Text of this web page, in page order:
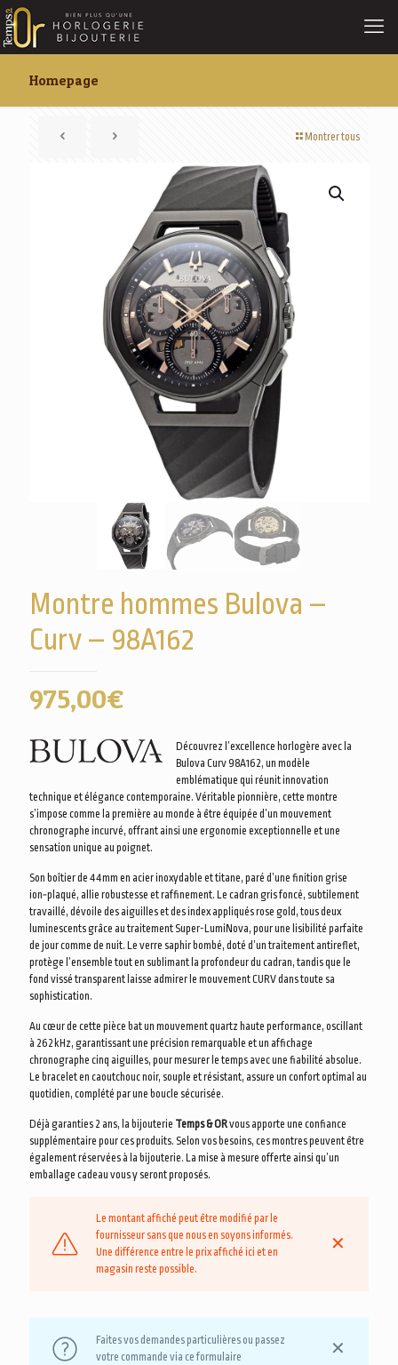
Homepage
Montrer tous
Montre hommes Bulova –
Curv – 98A162
975,00€
Découvrez l’excellence horlogère avec la
Bulova Curv 98A162, un modèle
emblématique qui réunit innovation
technique et élégance contemporaine. Véritable pionnière, cette montre
s’impose comme la première au monde à être équipée d’un mouvement
chronographe incurvé, offrant ainsi une ergonomie exceptionnelle et une
sensation unique au poignet.
Son boîtier de 44 mm en acier inoxydable et titane, paré d’une finition grise
ion‑plaqué, allie robustesse et raffinement. Le cadran gris foncé, subtilement
travaillé, dévoile des aiguilles et des index appliqués rose gold, tous deux
luminescents grâce au traitement Super-LumiNova, pour une lisibilité parfaite
de jour comme de nuit. Le verre saphir bombé, doté d’un traitement antireflet,
protège l’ensemble tout en sublimant la profondeur du cadran, tandis que le
fond vissé transparent laisse admirer le mouvement CURV dans toute sa
sophistication.
Au cœur de cette pièce bat un mouvement quartz haute performance, oscillant
à 262 kHz, garantissant une précision remarquable et un affichage
chronographe cinq aiguilles, pour mesurer le temps avec une fiabilité absolue.
Le bracelet en caoutchouc noir, souple et résistant, assure un confort optimal au
quotidien, complété par une boucle sécurisée.
Déjà garanties 2 ans, la bijouterie Temps & ORvous apporte une confiance
supplémentaire pour ces produits. Selon vos besoins, ces montres peuvent être
également réservées à la bijouterie. La mise à mesure offerte ainsi qu’un
emballage cadeau vous y seront proposés.
Le montant affiché peut être modifié par le
fournisseur sans que nous en soyons informés.
Une différence entre le prix affiché ici et en
magasin reste possible.
✕
Faites vos demandes particulières ou passez
votre commande via ce formulaire
✕